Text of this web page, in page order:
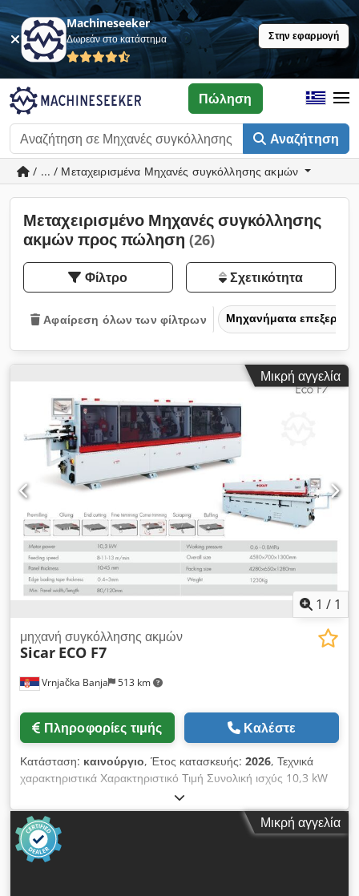
Machineseeker
Δωρεάν στο κατάστημα Στην εφαρμογή
Αναζήτηση
Πώληση
/ ... / Μεταχειρισμένα Μηχανές συγκόλλησης ακμών
Μεταχειρισμένο Μηχανές συγκόλλησης
ακμών προς πώληση (26)
Φίλτρο Σχετικότητα
Αφαίρεση όλων των φίλτρων Μηχανήματα
Μικρή αγγελία
1 / 1
Vrnjačka Banja 513 km
μηχανή συγκόλλησης ακμών
Sicar ECO F7
Πληροφορίες τιμής Καλέστε
Κατάσταση: καινούργιο, Έτος κατασκευής: 2026, Τεχνικά
χαρακτηριστικά Χαρακτηριστικό Τιμή Συνολική ισχύς 10,3 kW
Κινητήρες προ-φρεζαρίσματος 2 × 1,8 kW Κινητήρας μονάδας
κόλλησης 0,75 kW Θερμαντικό στοιχείο 1,5 kW Κινητήρες για
κάθετη κοπή 2 × 0,37 kW Κινητήρες για λεπτομερές
φρεζάρισμα 2 × 0,75 kW Κινητήρες για στίλβωση 2 × 0,37 kW
Κινητήρας μεταφορικού ιμάντα 1,1–1,5 kW (ανάλογα με την
Μικρή αγγελία